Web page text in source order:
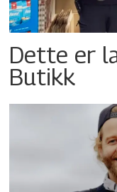
Dette er
Butikk